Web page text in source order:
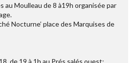
au Moulleau de 8 à19h organisée par
Nocturne’ place des Marquises de
de 19 à 1h au Prés salés ouest: